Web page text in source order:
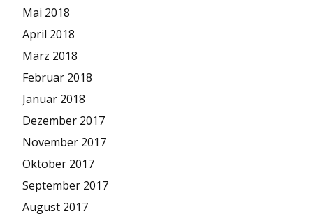
Mai 2018
April 2018
März 2018
Februar 2018
Januar 2018
Dezember 2017
November 2017
Oktober 2017
September 2017
August 2017